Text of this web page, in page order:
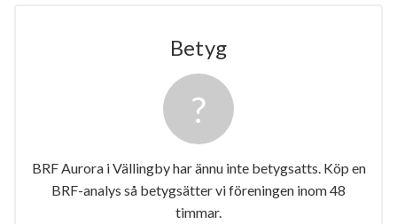
Betyg
BRF Aurora i Vällingby har ännu inte betygsatts. Köp en
BRF-analys så betygsätter vi föreningen inom 48
timmar.